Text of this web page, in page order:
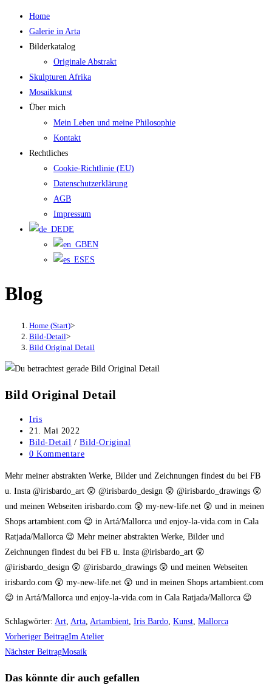
Zum
Inhalt
springen
Home
Galerie in Arta
Bilderkatalog
Originale Abstrakt
Skulpturen Afrika
Mosaikkunst
Über mich
Mein Leben und meine Philosophie
Kontakt
Rechtliches
Cookie-Richtlinie (EU)
Datenschutzerklärung
AGB
Impressum
DE
EN
ES
Blog
Home (Start)>
Bild-Detail>
Bild Original Detail
Bild Original Detail
Beitrags-
Autor:
Iris
Beitrag
veröffentlicht:
21. Mai 2022
Beitrags-
Kategorie:
Bild-Detail / Bild-Original
Beitrags-
0 Kommentare
Mehr meiner abstrakten Werke, Bilder und Zeichnungen findest du bei FB
u. Insta @irisbardo_art 😲 @irisbardo_design 😲 @irisbardo_drawings 😲
und meinen Webseiten irisbardo.com 😲 my-new-life.net 😲 und in meinen
Shops artambient.com 😉 in Artá/Mallorca und enjoy-la-vida.com in Cala
Ratjada/Mallorca 😉 Mehr meiner abstrakten Werke, Bilder und
Zeichnungen findest du bei FB u. Insta @irisbardo_art 😲
@irisbardo_design 😲 @irisbardo_drawings 😲 und meinen Webseiten
irisbardo.com 😲 my-new-life.net 😲 und in meinen Shops artambient.com
😉 in Artá/Mallorca und enjoy-la-vida.com in Cala Ratjada/Mallorca 😉
Schlagwörter: Art, Arta, Artambient, Iris Bardo, Kunst, Mallorca
Weitere
Artikel
ansehen
Vorheriger BeitragIm Atelier
Nächster BeitragMosaik
Das könnte dir auch gefallen